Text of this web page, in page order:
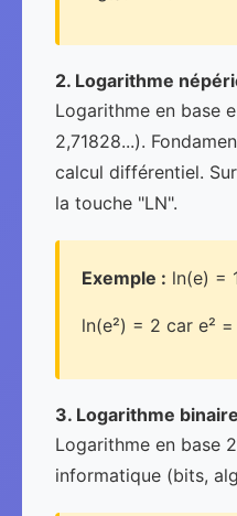
2. Logarithme
Logarithme en base
2,71828...).
calcul différentiel.
la touche "LN".
Exemple : ln(e) =
ln(e²) = 2 car e² =
3. Logarithme
Logarithme en base
informatique (bits,